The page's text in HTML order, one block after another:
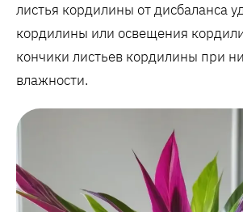
листья кордилины от дисбаланса
кордилины или освещения
кончики листьев кордилины при
влажности.